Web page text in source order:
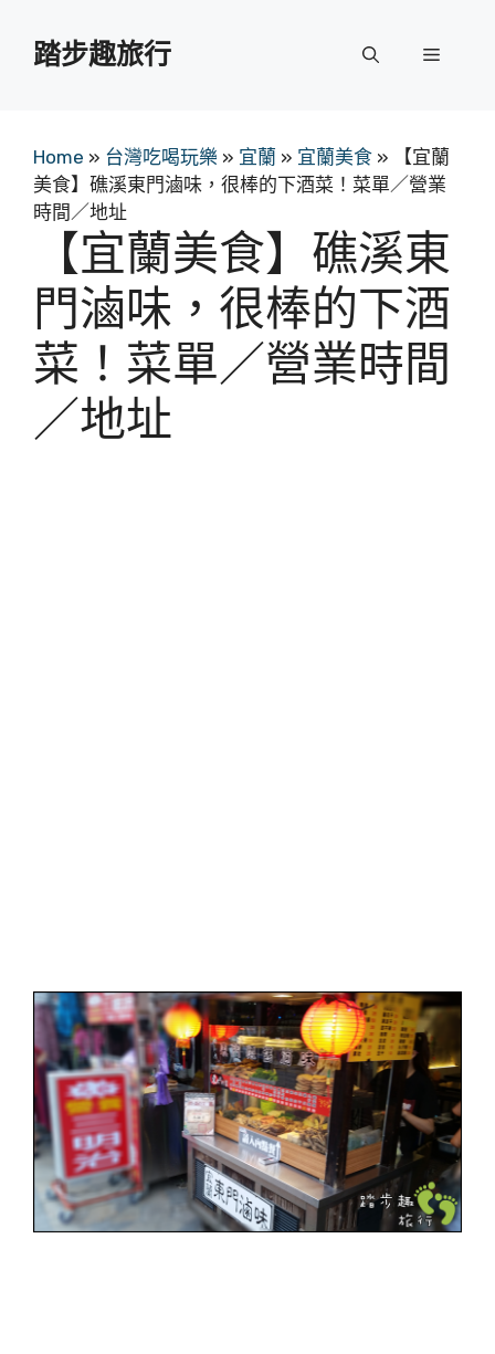
踏步趣旅行 選
Home » 台灣吃喝玩樂 » 宜蘭 » 宜蘭美食 » 【宜蘭
美食】礁溪東門滷味，很棒的下酒菜！菜單／營業
時間／地址
【宜蘭美食】礁溪東
門滷味，很棒的下酒
菜！菜單／營業時間
／地址